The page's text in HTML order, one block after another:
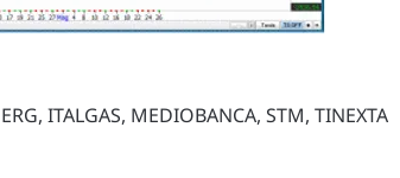
ITALGAS, MEDIOBANCA, STM, TINEXTA